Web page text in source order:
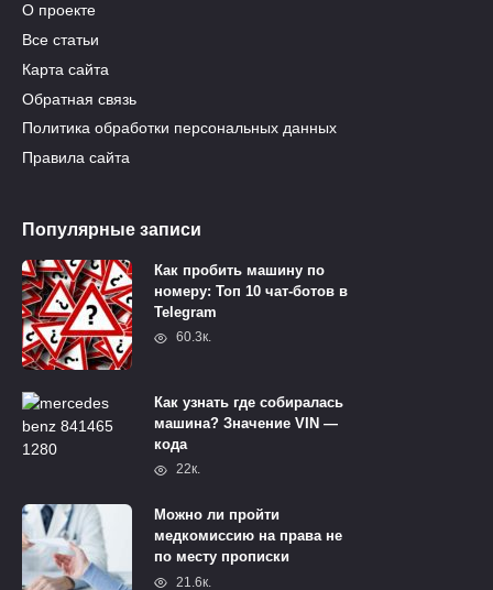
О проекте
Все статьи
Карта сайта
Обратная связь
Политика обработки персональных данных
Правила сайта
Популярные записи
Как пробить машину по
номеру: Топ 10 чат-ботов в
Telegram
60.3к.
Как узнать где собиралась
машина? Значение VIN —
кода
22к.
Можно ли пройти
медкомиссию на права не
по месту прописки
21.6к.